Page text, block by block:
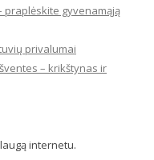
praplėskite gyvenamąją
privalumai
– krikštynas ir
internetu.